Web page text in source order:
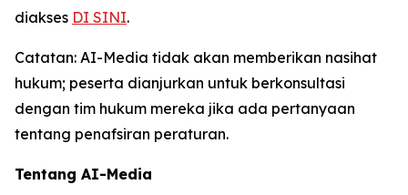
diakses DI SINI.
Catatan: AI-Media tidak akan memberikan nasihat
hukum; peserta dianjurkan untuk berkonsultasi
dengan tim hukum mereka jika ada pertanyaan
tentang penafsiran peraturan.
Tentang AI-Media